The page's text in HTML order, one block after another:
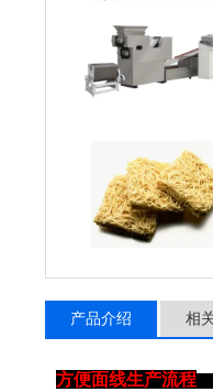
产品介绍 相
方便面线生产流程